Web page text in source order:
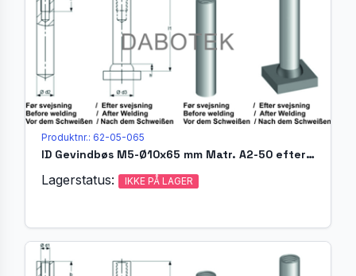
Produktnr.: 62-05-065
ID Gevindbøs M5-Ø10x65 mm Matr. A2-50 efter EN ISO 13918
Lagerstatus: IKKE PÅ LAGER